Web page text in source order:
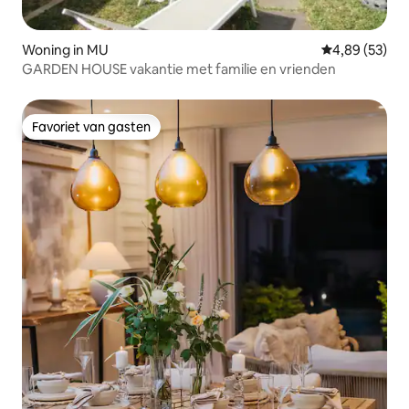
Woning in MU Gemiddelde
4,89 (53)
GARDEN HOUSE vakantie met familie en vrienden
Favoriet van gasten
Favoriet van gasten